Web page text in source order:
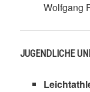
Wolfgang
JUGENDLICHE